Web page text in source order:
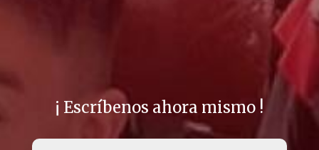
¡ Escríbenos ahora mismo !